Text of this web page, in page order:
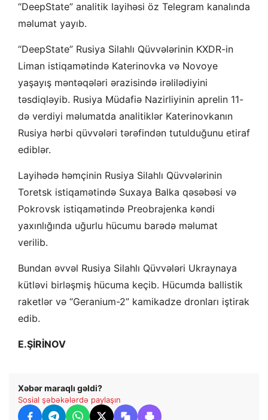
“DeepState” analitik layihəsi öz Telegram kanalında
məlumat yayıb.
“DeepState” Rusiya Silahlı Qüvvələrinin KXDR-in
Liman istiqamətində Katerinovka və Novoye
yaşayış məntəqələri ərazisində irəlilədiyini
təsdiqləyib. Rusiya Müdafiə Nazirliyinin aprelin 11-
də verdiyi məlumatda analitiklər Katerinovkanın
Rusiya hərbi qüvvələri tərəfindən tutulduğunu etiraf
ediblər.
Layihədə həmçinin Rusiya Silahlı Qüvvələrinin
Toretsk istiqamətində Suxaya Balka qəsəbəsi və
Pokrovsk istiqamətində Preobrajenka kəndi
yaxınlığında uğurlu hücumu barədə məlumat
verilib.
Bundan əvvəl Rusiya Silahlı Qüvvələri Ukraynaya
kütləvi birləşmiş hücuma keçib. Hücumda ballistik
raketlər və “Geranium-2” kamikadze dronları iştirak
edib.
E.ŞİRİNOV
Xəbər maraqlı gəldi?
Sosial şəbəkələrdə paylaşın